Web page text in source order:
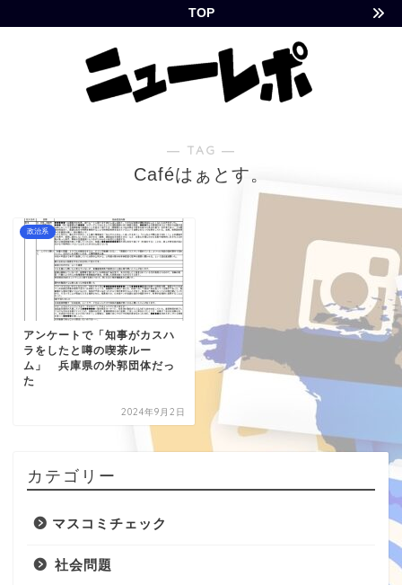
TOP
― TAG ―
Caféはぁとす。
政治系
アンケートで「知事がカスハ
ラをしたと噂の喫茶ルー
ム」 兵庫県の外郭団体だっ
た
2024年9月2日
カテゴリー
マスコミチェック
社会問題